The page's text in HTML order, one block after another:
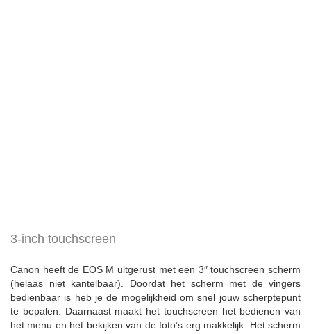
3-inch touchscreen
Canon heeft de EOS M uitgerust met een 3″ touchscreen scherm
(helaas niet kantelbaar). Doordat het scherm met de vingers
bedienbaar is heb je de mogelijkheid om snel jouw scherptepunt
te bepalen. Daarnaast maakt het touchscreen het bedienen van
het menu en het bekijken van de foto’s erg makkelijk. Het scherm